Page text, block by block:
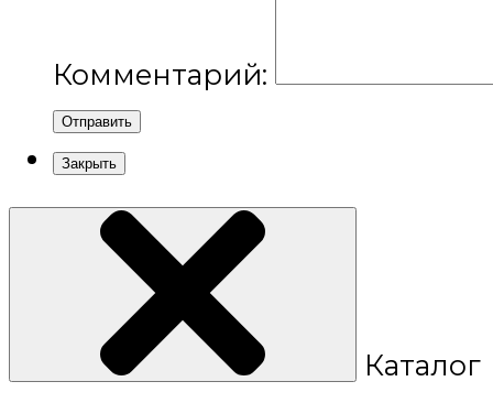
Комментарий:
Отправить
Закрыть
Каталог